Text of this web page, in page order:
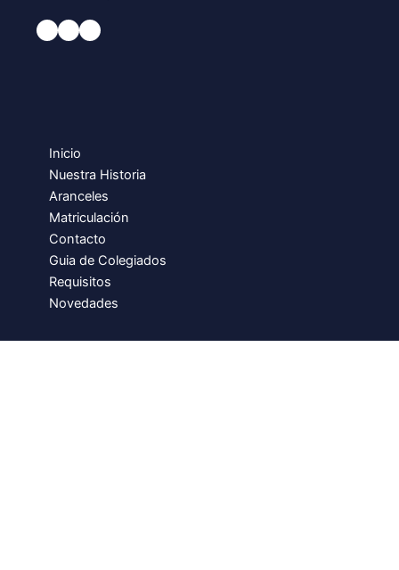
Inicio
Nuestra Historia
Aranceles
Matriculación
Contacto
Guia de Colegiados
Requisitos
Novedades